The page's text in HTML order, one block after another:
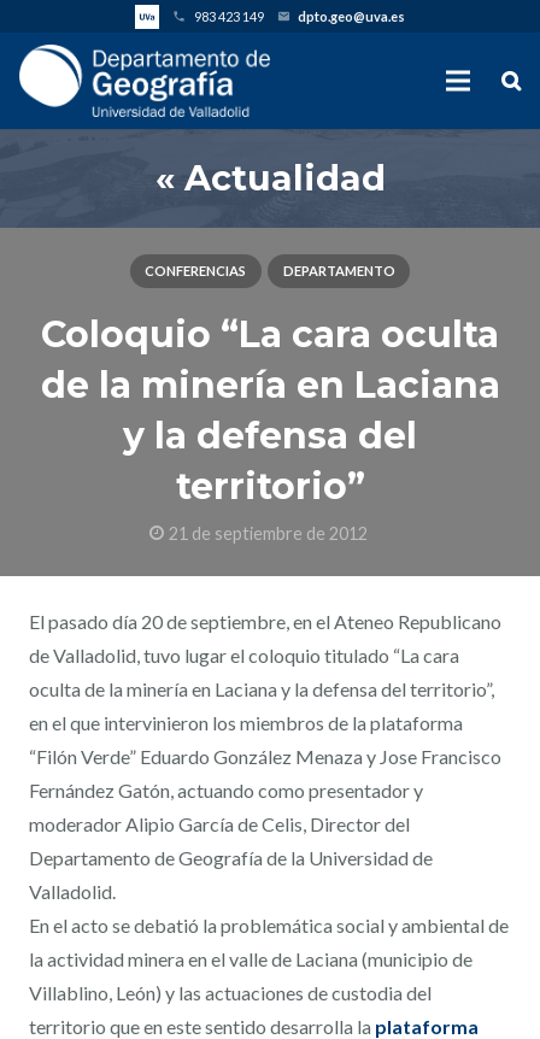
phone 983 423 149 email dpto.geo@uva.es
« Actualidad
Coloquio “La cara oculta
de la minería en Laciana
y la defensa del
territorio”
21 de septiembre de 2012
CONFERENCIAS DEPARTAMENTO
El pasado día 20 de septiembre, en el Ateneo Republicano
de Valladolid, tuvo lugar el coloquio titulado “La cara
oculta de la minería en Laciana y la defensa del territorio”,
en el que intervinieron los miembros de la plataforma
“Filón Verde” Eduardo González Menaza y Jose Francisco
Fernández Gatón, actuando como presentador y
moderador Alipio García de Celis, Director del
Departamento de Geografía de la Universidad de
Valladolid.
En el acto se debatió la problemática social y ambiental de
la actividad minera en el valle de Laciana (municipio de
Villablino, León) y las actuaciones de custodia del
territorio que en este sentido desarrolla la plataforma